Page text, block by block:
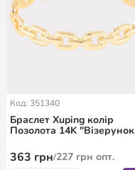
Код: 351340
Браслет Xuping колір
Позолота 14K "Візерунок
363 грн/227 грн опт.